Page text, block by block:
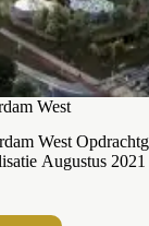
West
West
Augustus
we geleverd